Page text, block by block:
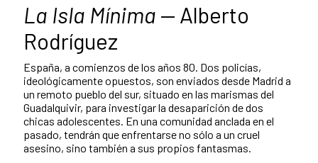
La Isla Mínima — Alberto
Rodríguez
España, a comienzos de los años 80. Dos policías,
ideológicamente opuestos, son enviados desde Madrid a
un remoto pueblo del sur, situado en las marismas del
Guadalquivir, para investigar la desaparición de dos
chicas adolescentes. En una comunidad anclada en el
pasado, tendrán que enfrentarse no sólo a un cruel
asesino, sino también a sus propios fantasmas.